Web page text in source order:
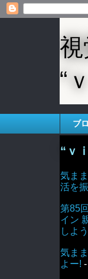
“
ブ
“ｖ
気ま
活を
第85
イン
しよう
気ま
よー!